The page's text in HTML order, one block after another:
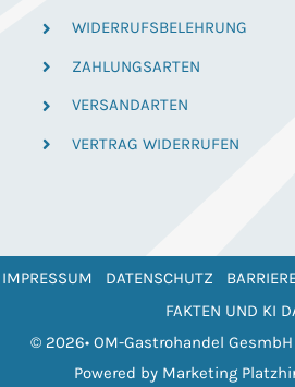
WIDERRUFSBELEHRUNG
ZAHLUNGSARTEN
VERSANDARTEN
VERTRAG WIDERRUFEN
IMPRESSUM DATENSCHUTZ
FAKTEN UND KI
© 2026• OM-Gastrohandel GesmbH
Powered by Marketing